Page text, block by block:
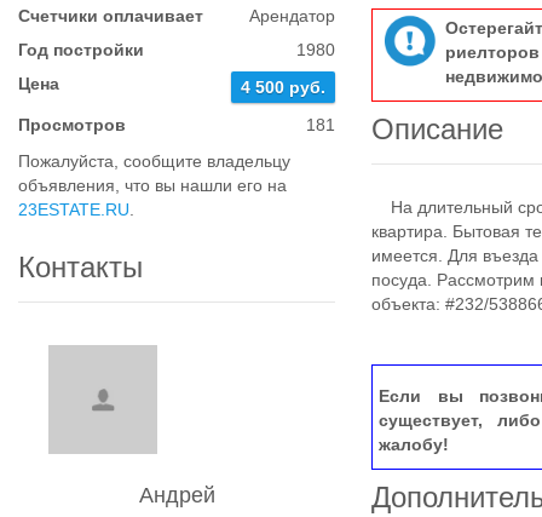
Счетчики оплачивает
Арендатор
Год постройки
1980
Цена
4 500 руб.
Просмотров
181
Пожалуйста, сообщите владельцу
объявления, что вы нашли его на
23ESTATE.RU
Контакты
Андрей
Описание
На длительный
квартира. Бытовая
имеется. Для
посуда.
объекта: #232/
Если вы
существует,
жалобу!